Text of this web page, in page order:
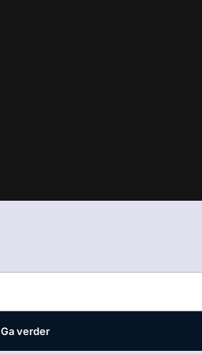
Ga verder